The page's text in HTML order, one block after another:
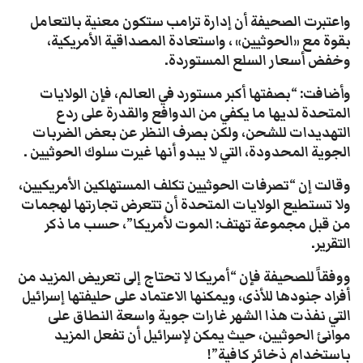
واعتبرت الصحيفة أن إدارة ترامب ستكون معنية بالتعامل
بقوة مع «الحوثيين» ، واستعادة المصداقية الأمريكية،
وخفض أسعار السلع المستوردة.
وأضافت: “بصفتها أكبر مستورد في العالم، فإن الولايات
المتحدة لديها ما يكفي من الدوافع والقدرة على ردع
التهديدات للشحن، ولكن بصرف النظر عن بعض الضربات
الجوية المحدودة، التي لا يبدو أنها غيرت سلوك الحوثيين .
وقالت إن “تصرفات الحوثيين تكلف المستهلكين الأمريكيين،
ولا تستطيع الولايات المتحدة أن تتعرض تجارتها لهجمات
من قبل مجموعة تهتف: الموت لأمريكا”، حسب ما ذكر
التقرير.
ووفقاً للصحيفة فإن “أمريكا لا تحتاج إلى تعريض المزيد من
أفراد جنودها للأذى، ويمكنها الاعتماد على حليفتها إسرائيل
التي نفذت هذا الشهر غارات جوية واسعة النطاق على
موانئ الحوثيين، حيث يمكن لإسرائيل أن تفعل المزيد
باستخدام ذخائر كافية”!